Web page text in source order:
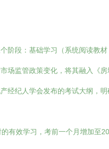
段：基础学习（系统阅读教
监管政策变化，将其融入《房
纪人学会发布的考试大纲，
有效学习，考前一个月增加至